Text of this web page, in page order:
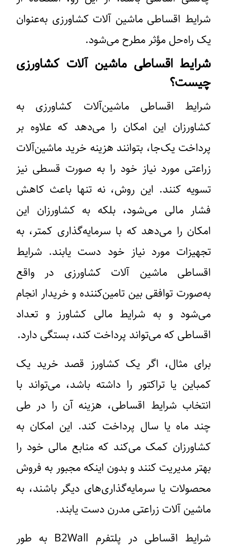
شرایط اقساطی ماشین آلات کشاورزی به‌عنوان
یک راه‌حل مؤثر مطرح می‌شود.
شرایط اقساطی ماشین آلات کشاورزی
چیست؟
شرایط اقساطی ماشین‌آلات کشاورزی به
کشاورزان این امکان را می‌دهد که علاوه بر
پرداخت یک‌جا، بتوانند هزینه خرید ماشین‌آلات
زراعتی مورد نیاز خود را به صورت قسطی نیز
تسویه کنند. این روش، نه تنها باعث کاهش
فشار مالی می‌شود، بلکه به کشاورزان این
امکان را می‌دهد که با سرمایه‌گذاری کمتر، به
تجهیزات مورد نیاز خود دست یابند. شرایط
اقساطی ماشین آلات کشاورزی در واقع
به‌صورت توافقی بین تامین‌کننده و خریدار انجام
می‌شود و به شرایط مالی کشاورز و تعداد
اقساطی که می‌تواند پرداخت کند، بستگی دارد.
برای مثال، اگر یک کشاورز قصد خرید یک
کمباین یا تراکتور را داشته باشد، می‌تواند با
انتخاب شرایط اقساطی، هزینه آن را در طی
چند ماه یا سال پرداخت کند. این امکان به
کشاورزان کمک می‌کند که منابع مالی خود را
بهتر مدیریت کنند و بدون اینکه مجبور به فروش
محصولات یا سرمایه‌گذاری‌های دیگر باشند، به
ماشین آلات زراعتی مدرن دست یابند.
شرایط اقساطی در پلتفرم B2Wall به طور